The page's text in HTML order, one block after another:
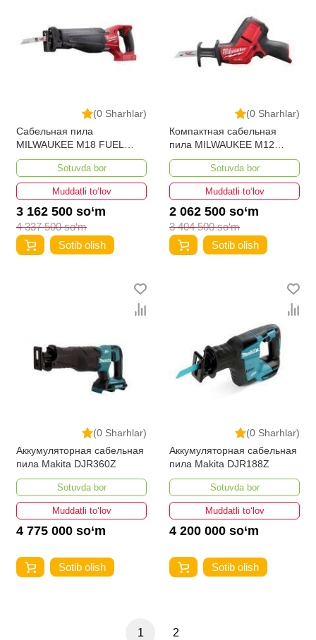
(0 Sharhlar)
Сабельная пила
MILWAUKEE M18 FUEL
SAWZALL CSX-0X
4933451428Sotuvda bor
Muddatli to‘lov
3 162 500 so‘m
4 337 500 so‘m
Sotib olish
(0 Sharhlar)
Компактная сабельная
пила MILWAUKEE M12
CHZ-0 FUEL 4933446960
Sotuvda bor
Muddatli to‘lov
2 062 500 so‘m
3 404 500 so‘m
Sotib olish
(0 Sharhlar)
Аккумуляторная сабельная
пила Makita DJR360Z
Sotuvda bor
Muddatli to‘lov
4 775 000 so‘m
Sotib olish
(0 Sharhlar)
Аккумуляторная сабельная
пила Makita DJR188Z
Sotuvda bor
Muddatli to‘lov
4 200 000 so‘m
Sotib olish
1 2